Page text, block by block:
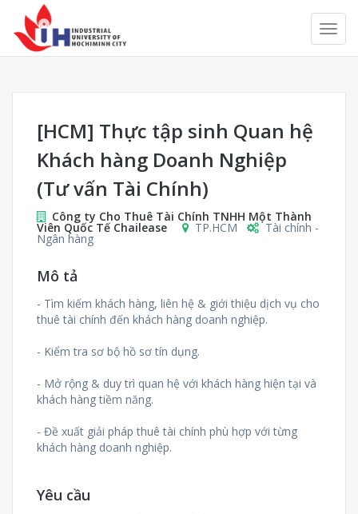
[HCM] Thực tập sinh Quan hệ
Khách hàng Doanh Nghiệp
(Tư vấn Tài Chính)
Công ty Cho Thuê Tài Chính TNHH Một Thành
Viên Quốc Tế Chailease TP.HCM Tài chính -
Ngân hàng
Mô tả
- Tìm kiếm khách hàng, liên hệ & giới thiệu dịch vụ cho
thuê tài chính đến khách hàng doanh nghiệp.
- Kiểm tra sơ bộ hồ sơ tín dụng.
- Mở rộng & duy trì quan hệ với khách hàng hiện tại và
khách hàng tiềm năng.
- Đề xuất giải pháp thuê tài chính phù hợp với từng
khách hàng doanh nghiệp.
Yêu cầu